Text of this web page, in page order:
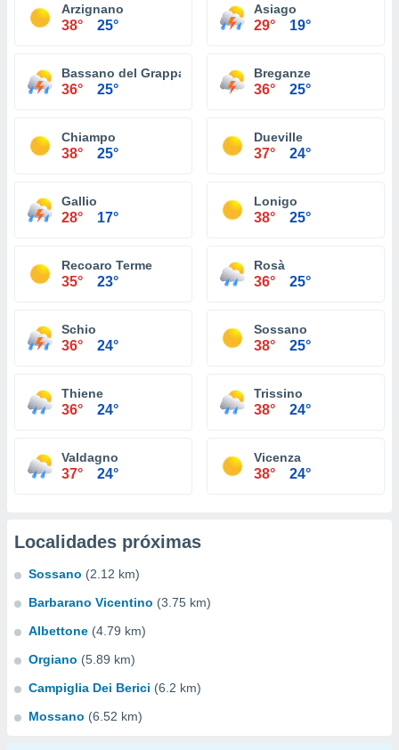
Arzignano
38° 25°
Asiago
29° 19°
Bassano del Grappa
36° 25°
Breganze
36° 25°
Chiampo
38° 25°
Dueville
37° 24°
Gallio
28° 17°
Lonigo
38° 25°
Recoaro Terme
35° 23°
Rosà
36° 25°
Schio
36° 24°
Sossano
38° 25°
Thiene
36° 24°
Trissino
38° 24°
Valdagno
37° 24°
Vicenza
38° 24°
Localidades próximas
Sossano (2.12 km)
Barbarano Vicentino (3.75 km)
Albettone (4.79 km)
Orgiano (5.89 km)
Campiglia Dei Berici (6.2 km)
Mossano (6.52 km)